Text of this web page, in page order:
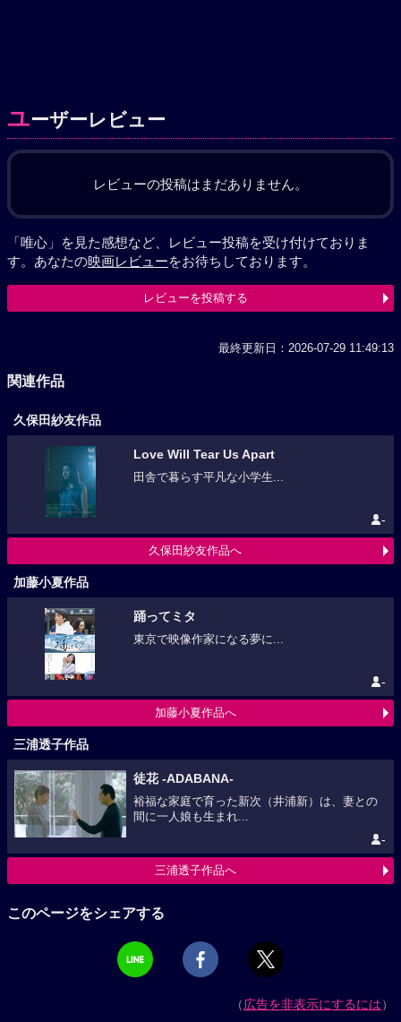
ユーザーレビュー
レビューの投稿はまだありません。
「唯心」を見た感想など、レビュー投稿を受け付けておりま
す。あなたの映画レビューをお待ちしております。
レビューを投稿する
最終更新日：2026-07-29 11:49:13
関連作品
久保田紗友作品
Love Will Tear Us Apart
田舎で暮らす平凡な小学生...
-
久保田紗友作品へ
加藤小夏作品
踊ってミタ
東京で映像作家になる夢に...
-
加藤小夏作品へ
三浦透子作品
徒花 -ADABANA-
裕福な家庭で育った新次（井浦新）は、妻との
間に一人娘も生まれ...
-
三浦透子作品へ
このページをシェアする
（広告を非表示にするには）